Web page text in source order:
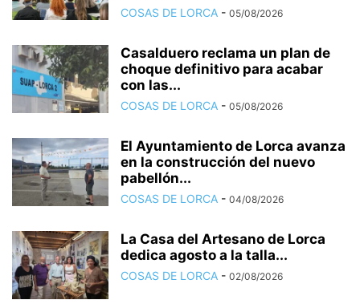
COSAS DE LORCA - 05/08/2026
Casalduero reclama un plan de
choque definitivo para acabar
con las...
COSAS DE LORCA - 05/08/2026
El Ayuntamiento de Lorca avanza
en la construcción del nuevo
pabellón...
COSAS DE LORCA - 04/08/2026
La Casa del Artesano de Lorca
dedica agosto a la talla...
COSAS DE LORCA - 02/08/2026